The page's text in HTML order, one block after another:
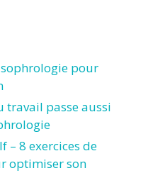
sophrologie pour
travail passe aussi
– 8 exercices de
optimiser son